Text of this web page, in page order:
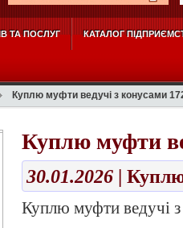
ТА ПОСЛУГ КАТАЛОГ
Куплю муфти ведучі з конусами
Куплю муфти
30.01.2026 |
Куплю муфти ведучі